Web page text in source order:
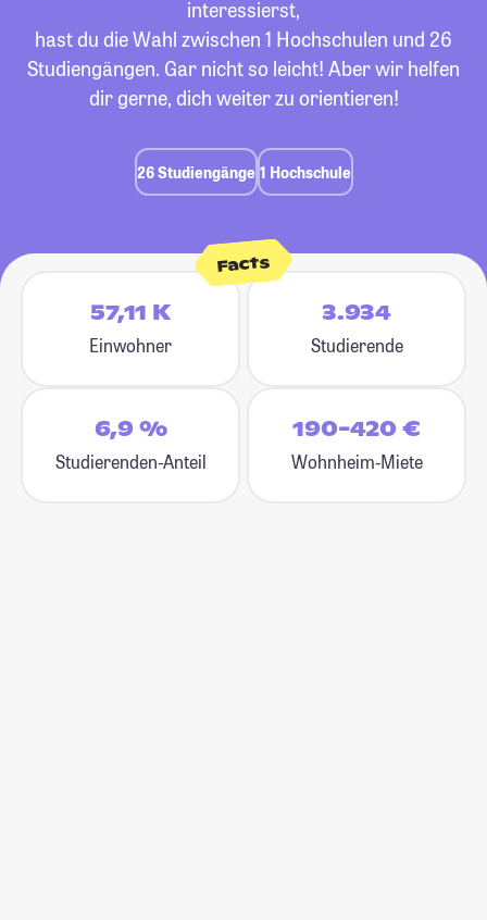
interessierst,
hast du die Wahl zwischen 1 Hochschulen und 26
Studiengängen. Gar nicht so leicht! Aber wir helfen
dir gerne, dich weiter zu orientieren!
26 Studiengänge 1 Hochschule
Facts
57,11 K
Einwohner
3.934
Studierende
6,9 %
Studierenden-Anteil
190-420 €
Wohnheim-Miete